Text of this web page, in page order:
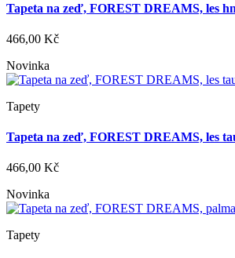
Tapeta na zeď, FOREST DREAMS, les
466,00 Kč
Novinka
Tapety
Tapeta na zeď, FOREST DREAMS, les
466,00 Kč
Novinka
Tapety